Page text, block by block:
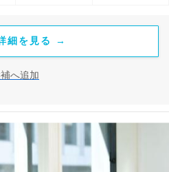
細を見る →
へ追加